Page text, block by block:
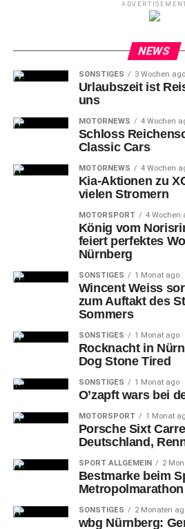
NEWS
SONSTIGES 3 Wochen ago
Urlaubszeit ist
uns
MOTORNEWS 4 Wochen
Schloss
Classic Cars
MOTORNEWS 4 Wochen
Kia-Aktionen zu
vielen Stromern
MOTORSPORT 4 Wochen
König vom
feiert perfektes
Nürnberg
SONSTIGES 1 Monat ago
Wincent Weiss
zum Auftakt des
Sommers
SONSTIGES 1 Monat ago
Rocknacht in
Dog Stone Tired
SONSTIGES 1 Monat ago
O’zapft wars bei
MOTORSPORT 1 Monat
Porsche Sixt
Deutschland,
SPORT ALLGEMEIN 2
Bestmarke beim
Metropolmarathon
SONSTIGES 2 Monaten
wbg Nürnberg: